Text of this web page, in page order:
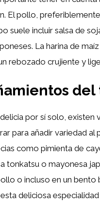
El pollo,
suele incluir salsa de
La harina de
rebozado crujiente y
por sí solo, existen
para añadir variedad al
como pimienta de
tonkatsu o mayonesa
o incluso en un bento
deliciosa especialidad